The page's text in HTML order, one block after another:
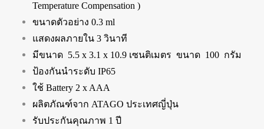
Temperature Compensation )
ขนาดตัวอย่าง 0.3 ml
แสดงผลภายใน 3 วินาที
มีขนาด 5.5 x 3.1 x 10.9 เซนติเมตร ขนาด 100 กรัม
ป้องกันนำระดับ IP65
ใช้ Battery 2 x AAA
ผลิตภัณฑ์จาก ATAGO ประเทศญี่ปุ่น
รับประกันคุณภาพ 1 ปี